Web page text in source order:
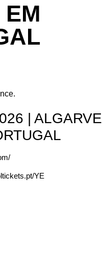
| ALGARVE
YE